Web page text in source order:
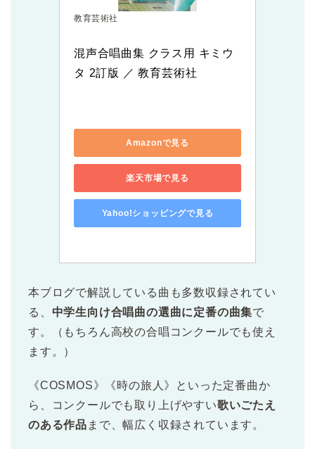
教育芸術社
混声合唱曲集 クラス用 キミウ
タ 2訂版 ／ 教育芸術社
Amazonで見る
楽天市場で見る
Yahoo!ショッピングで見る
本ブログで解説している曲も多数収録されてい
る、 中学生向け合唱曲の選曲に定番の曲集で
す。（もちろん高校の合唱コンクールでも使え
ます。）
《COSMOS》《時の旅人》といった定番曲か
ら、コンクールでも取り上げやすい歌いごたえ
のある作品 まで、幅広く収録されています。